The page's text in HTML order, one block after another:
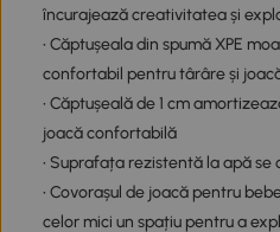
încurajează creativitatea și
• Căptușeala din spumă XPE
confortabil pentru târâre și
• Căptușeală de 1 cm
joacă confortabilă
• Suprafața rezistentă la apă se
• Covorașul de joacă pentru
celor mici un spațiu pentru a